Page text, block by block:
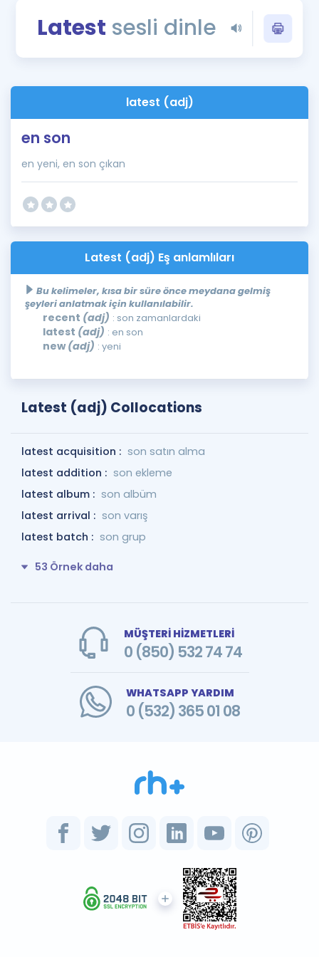
Blog
İngilizce Gramer
Latest sesli dinle
latest (adj)
en son
en yeni, en son çıkan
Latest (adj) Eş anlamlıları
Bu kelimeler, kısa bir süre önce meydana gelmiş
şeyleri anlatmak için kullanılabilir.
recent (adj) : son zamanlardaki
latest (adj) : en son
new(adj) : yeni
Latest (adj) Collocations
latest acquisition : son satın alma
latest addition : son ekleme
latest album : son albüm
latest arrival : son varış
latest batch : son grup
53 Örnek daha
MÜŞTERİ HİZMETLERİ
0 (850) 532 74 74
WHATSAPP YARDIM
0 (532) 365 01 08